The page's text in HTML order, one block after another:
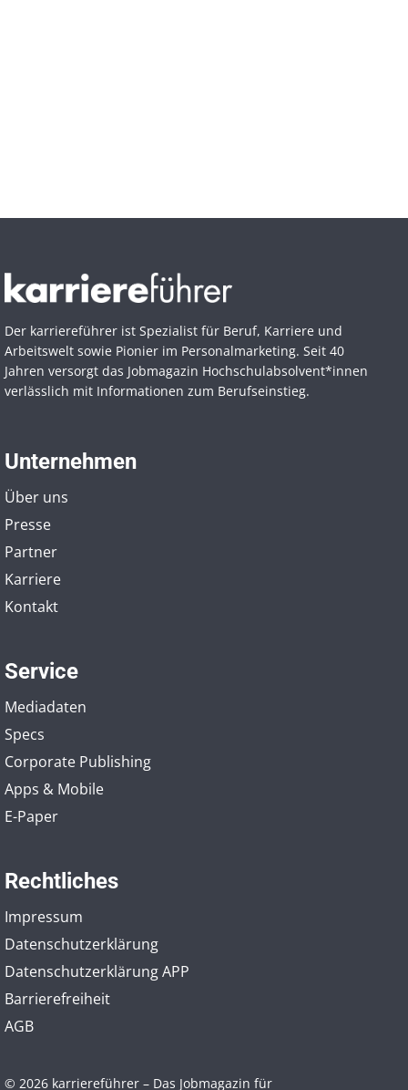
Der karriereführer ist Spezialist für Beruf, Karriere und
Arbeitswelt sowie Pionier im Personal­marketing. Seit 40
Jahren versorgt das Jobmagazin Hochschul­absolvent*innen
verlässlich mit Informationen zum Berufseinstieg.
Unternehmen
Über uns
Presse
Partner
Karriere
Kontakt
Service
Mediadaten
Specs
Corporate Publishing
Apps & Mobile
E-Paper
Rechtliches
Impressum
Datenschutzerklärung
Datenschutzerklärung APP
Barrierefreiheit
AGB
© 2026 karriereführer – Das Jobmagazin für